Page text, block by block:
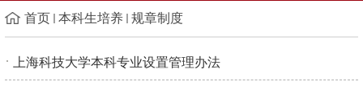
首页 本科生培养 规章制度
上海科技大学本科专业设置管理办法